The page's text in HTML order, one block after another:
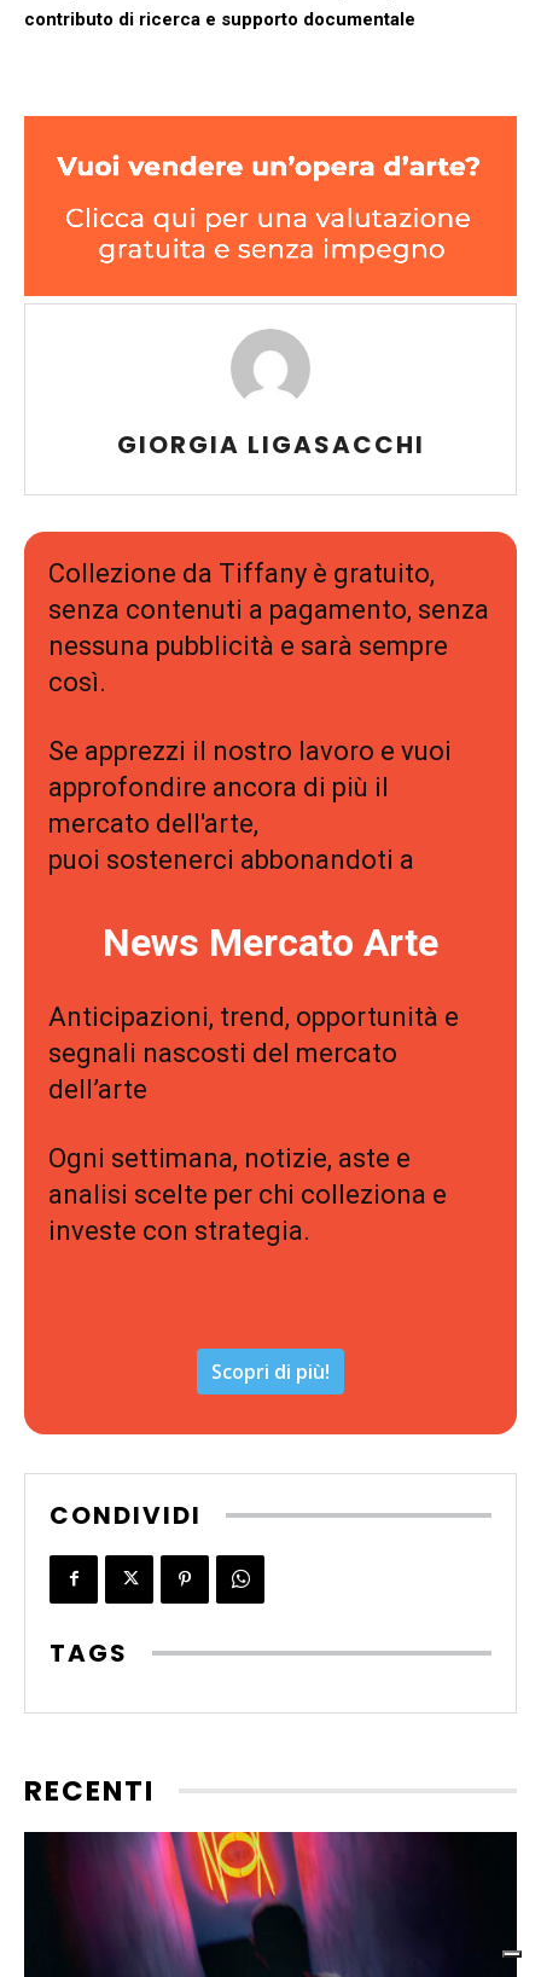
contributo di ricerca e supporto documentale
GIORGIA LIGASACCHI
Collezione da Tiffany è gratuito,
senza contenuti a pagamento, senza
nessuna pubblicità e sarà sempre
così.
Se apprezzi il nostro lavoro e vuoi
approfondire ancora di più il
mercato dell'arte,
puoi sostenerci abbonandoti a
News Mercato Arte
Anticipazioni, trend, opportunità e
segnali nascosti del mercato
dell’arte
Ogni settimana, notizie, aste e
analisi scelte per chi colleziona e
investe con strategia.
Scopri di più!
CONDIVIDI
TAGS
RECENTI